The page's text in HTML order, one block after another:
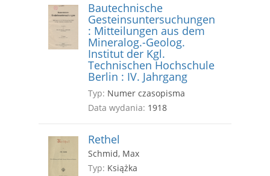
Bautechnische
Gesteinsuntersuchungen
: Mitteilungen aus dem
Mineralog.-Geolog.
Institut der Kgl.
Technischen Hochschule
Berlin : IV. Jahrgang
Typ: Numer czasopisma
Data wydania: 1918
Rethel
Schmid, Max
Typ: Książka